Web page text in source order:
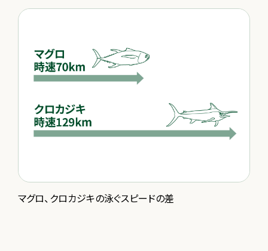
マグロ、クロカジキの泳ぐスピードの差